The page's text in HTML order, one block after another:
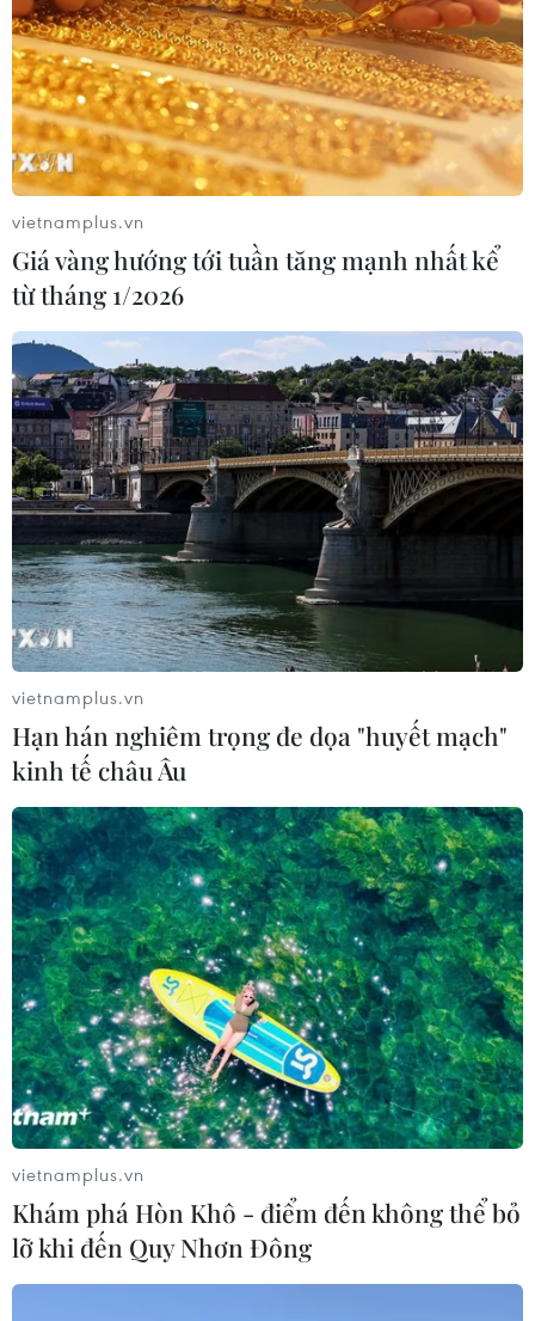
vietnamplus.vn
Giá vàng hướng tới tuần tăng mạnh nhất kể
từ tháng 1/2026
vietnamplus.vn
Hạn hán nghiêm trọng đe dọa "huyết mạch"
kinh tế châu Âu
vietnamplus.vn
Khám phá Hòn Khô - điểm đến không thể bỏ
lỡ khi đến Quy Nhơn Đông